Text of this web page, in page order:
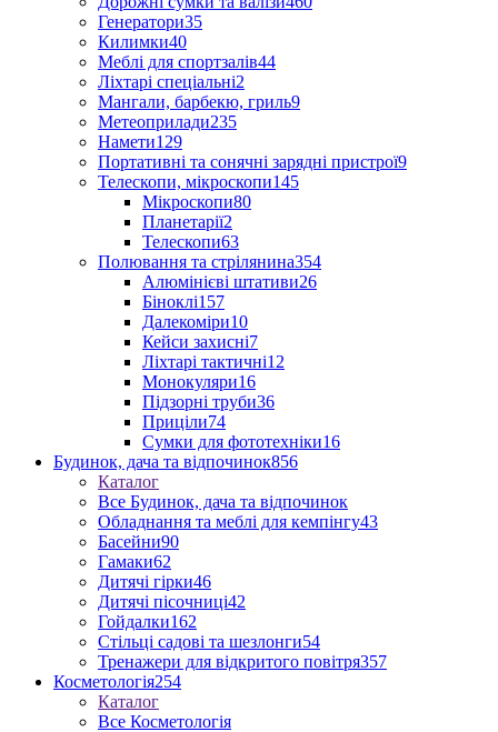
Генератори35
Килимки40
Меблі для спортзалів44
Ліхтарі спеціальні2
Мангали, барбекю, гриль9
Метеоприлади235
Намети129
Портативні та сонячні зарядні пристрої9
Телескопи, мікроскопи145
Мікроскопи80
Планетарії2
Телескопи63
Полювання та стрілянина354
Алюмінієві штативи26
Біноклі157
Далекоміри10
Кейси захисні7
Ліхтарі тактичні12
Монокуляри16
Підзорні труби36
Приціли74
Сумки для фототехніки16
Будинок, дача та відпочинок856
Каталог
Все Будинок, дача та відпочинок
Обладнання та меблі для кемпінгу43
Басейни90
Гамаки62
Дитячі гірки46
Дитячі пісочниці42
Гойдалки162
Стільці садові та шезлонги54
Тренажери для відкритого повітря357
Косметологія254
Каталог
Все Косметологія